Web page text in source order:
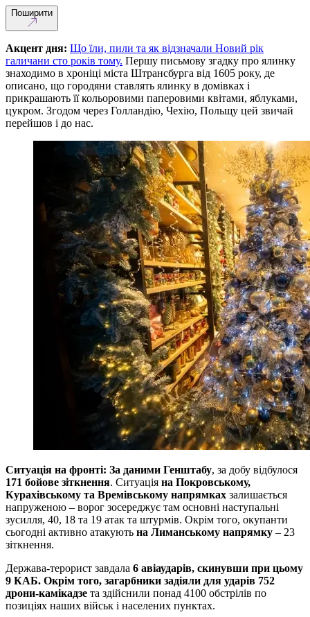
Поширити
Акцент дня: Що їли, пили та як відзначали Новий рік
галичани сто років тому. Першу письмову згадку про ялинку
знаходимо в хроніці міста Штрансбурга від 1605 року, де
описано, що городяни ставлять ялинку в домівках і
прикрашають її кольоровими паперовими квітами, яблуками,
цукром. Згодом через Голландію, Чехію, Польщу цей звичай
перейшов і до нас.
Ситуація на фронті: За даними Генштабу, за добу відбулося
171 бойове зіткнення. Ситуація на Покровському,
Курахівському та Времівському напрямках залишається
напруженою – ворог зосереджує там основні наступальні
зусилля, 40, 18 та 19 атак та штурмів. Окрім того, окупанти
сьогодні активно атакують на Лиманському напрямку – 23
зіткнення.
Держава-терорист завдала 6 авіаударів, скинувши при цьому
9 КАБ. Окрім того, загарбники задіяли для ударів 752
дрони-камікадзе та здійснили понад 4100 обстрілів по
позиціях наших військ і населених пунктах.